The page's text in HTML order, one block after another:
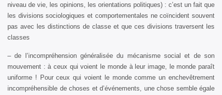
niveau de vie, les opinions, les orientations politiques) : c’est un fait que
les divisions sociologiques et comportementales ne coïncident souvent
pas avec les distinctions de classe et que ces divisions traversent les
classes
– de l’incompréhension généralisée du mécanisme social et de son
mouvement : à ceux qui voient le monde à leur image, le monde paraît
uniforme ! Pour ceux qui voient le monde comme un enchevêtrement
incompréhensible de choses et d’événements, une chose semble égale